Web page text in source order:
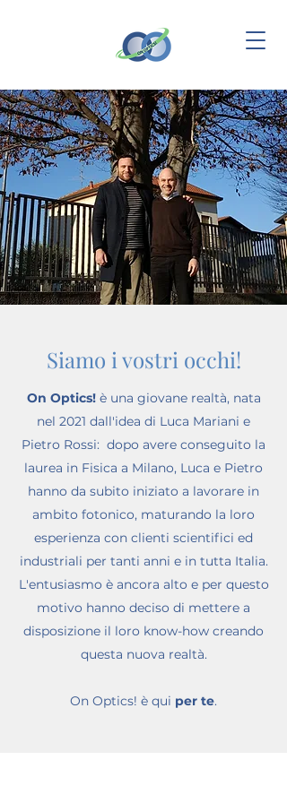
Siamo i vostri occhi!
On Optics!è una giovane realtà, nata
nel 2021 dall'idea di Luca Mariani e
Pietro Rossi: dopo avere conseguito la
laurea in Fisica a Milano, Luca e Pietro
hanno da subito iniziato a lavorare in
ambito fotonico, maturando la loro
esperienza con clienti scientifici ed
industriali per tanti anni e in tutta Italia.
L'entusiasmo è ancora alto e per questo
motivo hanno deciso di mettere a
disposizione il loro know-how creando
questa nuova realtà.
On Optics! è qui per te.